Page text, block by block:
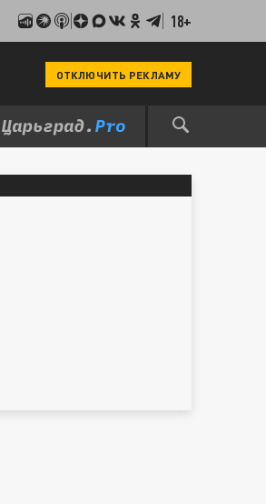
18+
ОТКЛЮЧИТЬ РЕКЛАМУ